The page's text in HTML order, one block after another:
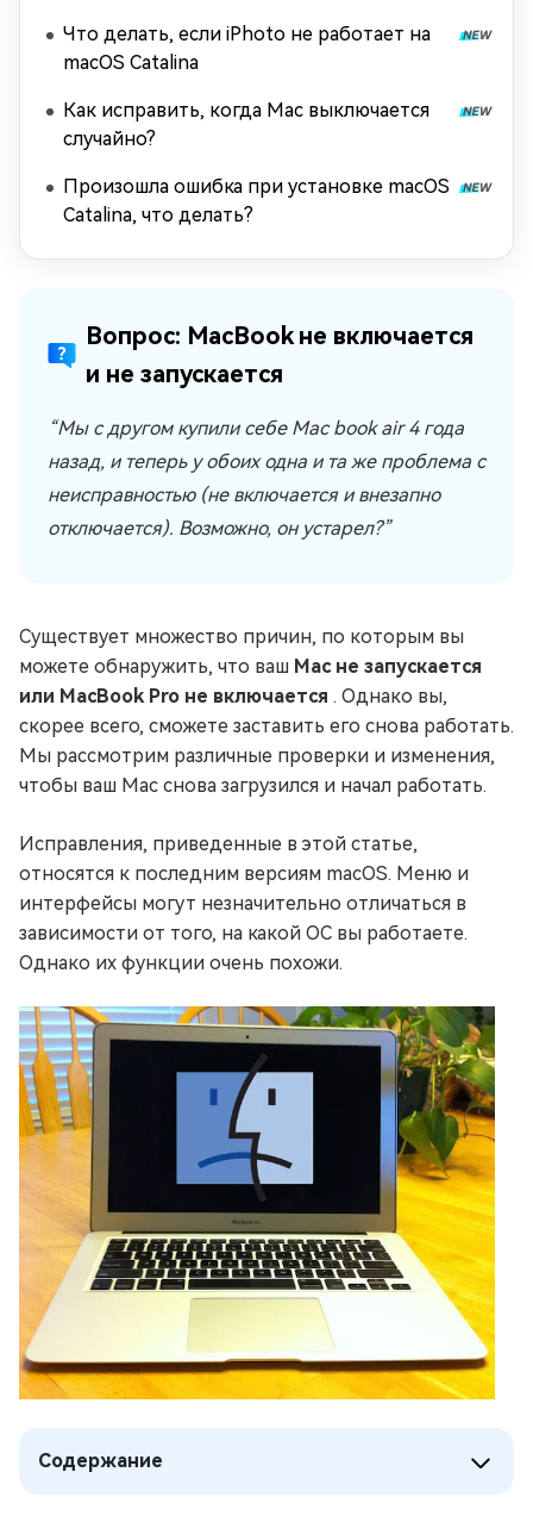
Что делать, если iPhoto не работает на
macOS Catalina
Как исправить, когда Mac выключается
случайно?
Произошла ошибка при установке macOS
Catalina, что делать?
Вопрос: MacBook не включается
и не запускается
“Мы с другом купили себе Mac book air 4 года
назад, и теперь у обоих одна и та же проблема с
неисправностью (не включается и внезапно
отключается). Возможно, он устарел?”
Существует множество причин, по которым вы
можете обнаружить, что ваш Mac не запускается
или MacBook Pro не включается . Однако вы,
скорее всего, сможете заставить его снова работать.
Мы рассмотрим различные проверки и изменения,
чтобы ваш Mac снова загрузился и начал работать.
Исправления, приведенные в этой статье,
относятся к последним версиям macOS. Меню и
интерфейсы могут незначительно отличаться в
зависимости от того, на какой ОС вы работаете.
Однако их функции очень похожи.
Содержание